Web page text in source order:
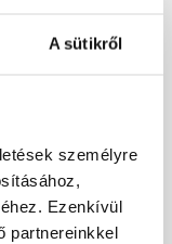
A sütikről
személyre
Ezenkívül
partnereinkkel
kapart 1,5
Ft/ db